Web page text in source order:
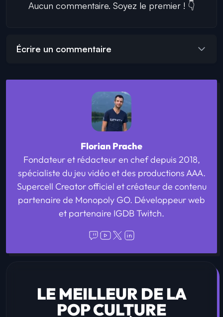
Aucun commentaire. Soyez le premier ! 👇
Écrire un commentaire
Florian Prache
Fondateur et rédacteur en chef depuis 2018,
spécialiste du jeu vidéo et des productions AAA.
Supercell Creator officiel et créateur de contenu
partenaire de Monopoly GO. Développeur web
et partenaire IGDB Twitch.
LE MEILLEUR DE LA
POP CULTURE